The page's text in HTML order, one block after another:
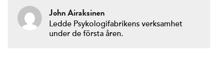
John Airaksinen
Ledde Psykologifabrikens verksamhet
under de första åren.